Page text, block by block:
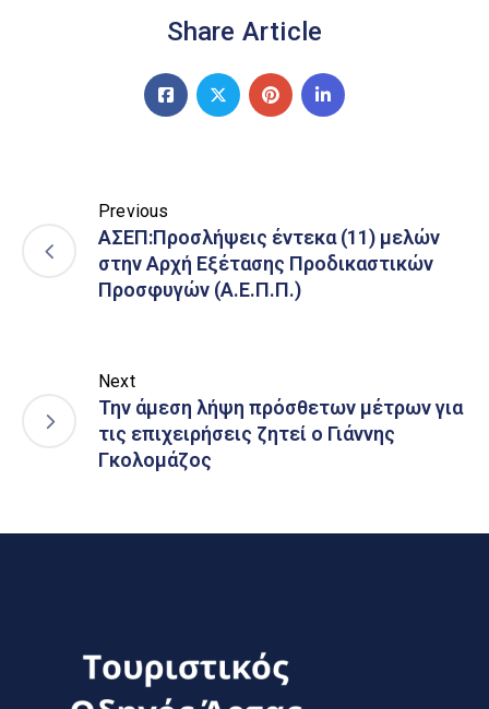
Share Article
Previous
ΑΣΕΠ:Προσλήψεις έντεκα (11) μελών
στην Αρχή Εξέτασης Προδικαστικών
Προσφυγών (Α.Ε.Π.Π.)
Next
Την άμεση λήψη πρόσθετων μέτρων για
τις επιχειρήσεις ζητεί ο Γιάννης
Γκολομάζος